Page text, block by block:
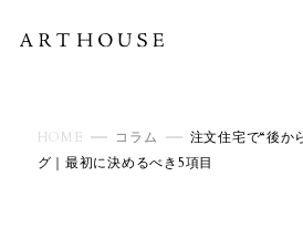
HOME コラム
注文住宅で“後か
グ｜最初に決めるべき5項目